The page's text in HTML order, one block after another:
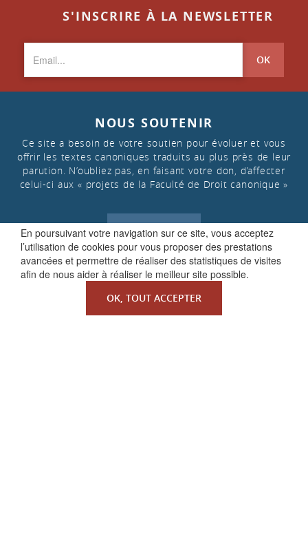
En poursuivant votre navigation sur ce site, vous acceptez
l’utilisation de cookies pour vous proposer des prestations
avancées et permettre de réaliser des statistiques de visites
afin de nous aider à réaliser le meilleur site possible.
OK, TOUT ACCEPTER
S'INSCRIRE À LA NEWSLETTER
OK
NOUS SOUTENIR
Ce site a besoin de votre soutien pour évoluer et vous
offrir les textes canoniques traduits au plus près de leur
parution. N’oubliez pas, en faisant votre don, d’affecter
celui-ci aux « projets de la Faculté de Droit canonique »
FAIRE UN DON